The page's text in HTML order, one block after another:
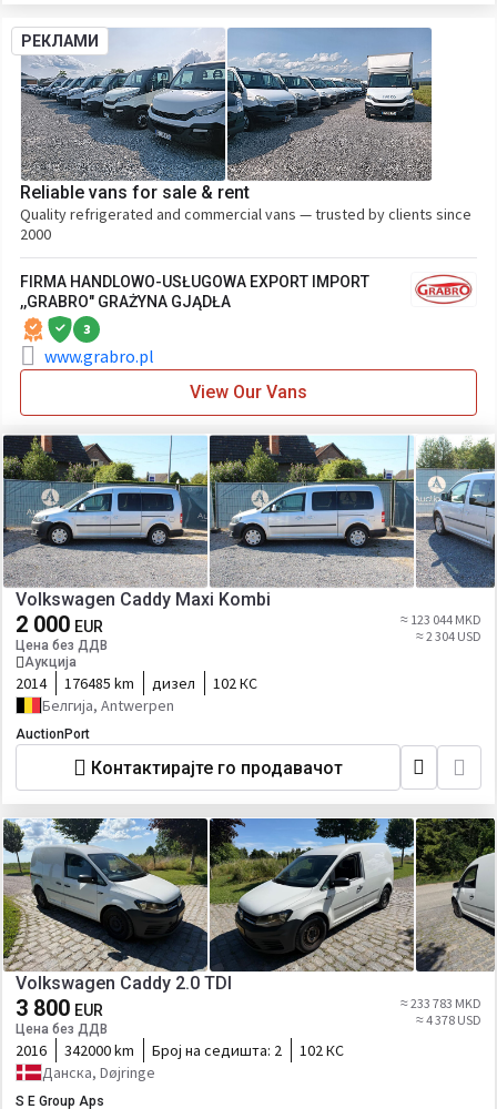
РЕКЛАМИ
Reliable vans for sale & rent
Quality refrigerated and commercial vans — trusted by clients since
2000
FIRMA HANDLOWO-USŁUGOWA EXPORT IMPORT
,,GRABRO" GRAŻYNA GJĄDŁA
3
www.grabro.pl
View Our Vans
Volkswagen Caddy Maxi Kombi
2 000 EUR
Цена без ДДВ
Аукција
≈ 123 044 MKD
≈ 2 304 USD
2014 176485 km дизел
102 КС
Белгија, Antwerpen
AuctionPort
Контактирајте го продавачот
Volkswagen Caddy 2.0 TDI
3 800 EUR
Цена без ДДВ
≈ 233 783 MKD
≈ 4 378 USD
2016 342000 km Број на седишта: 2
102 КС
Данска, Døjringe
S E Group Aps